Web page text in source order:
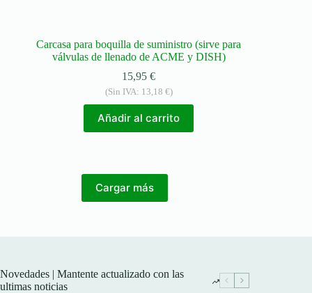
Carcasa para boquilla de suministro (sirve para
válvulas de llenado de ACME y DISH)
15,95€
(Sin IVA: 13,18 €)
Añadir al carrito
Cargar más
Novedades | Mantente actualizado con las
ultimas noticias